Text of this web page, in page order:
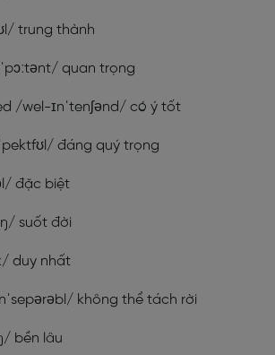
trung thành
quan trọng
/wel-ɪnˈtenʃənd/ có ý tốt
đáng quý trọng
đặc biệt
suốt đời
duy nhất
không thể tách rời
bền lâu